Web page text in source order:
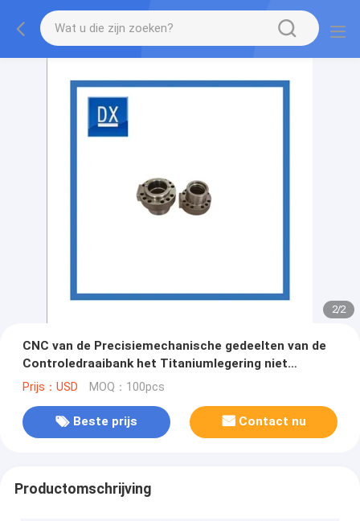
2/2
CNC van de Precisiemechanische gedeelten van de
Controledraaibank het Titaniumlegering niet
Standaard
Prijs：USD MOQ：100pcs
Beste prijs Contact nu
Productomschrijving